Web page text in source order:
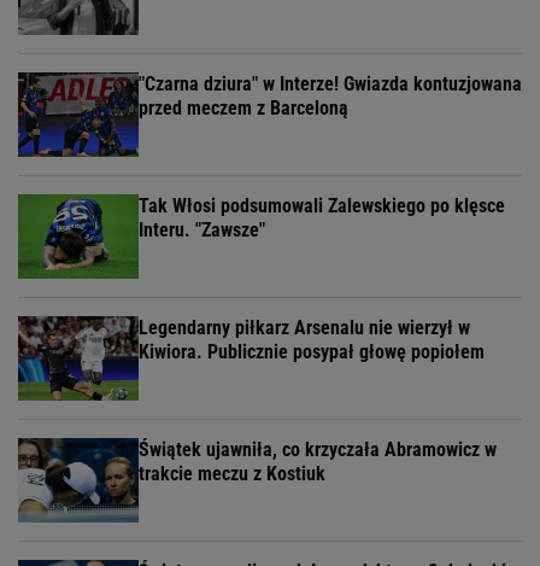
"Czarna dziura" w Interze! Gwiazda kontuzjowana
przed meczem z Barceloną
Tak Włosi podsumowali Zalewskiego po klęsce
Interu. "Zawsze"
Legendarny piłkarz Arsenalu nie wierzył w
Kiwiora. Publicznie posypał głowę popiołem
Świątek ujawniła, co krzyczała Abramowicz w
trakcie meczu z Kostiuk